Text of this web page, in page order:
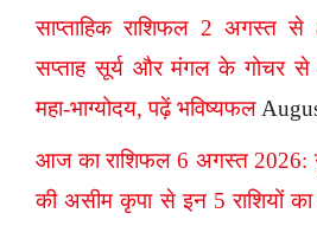
साप्ताहिक राशिफल 2 अगस्त
सप्ताह सूर्य और मंगल के गोचर से
महा-भाग्योदय, पढ़ें भविष्यफल
आज का राशिफल 6 अगस्त 2026:
की असीम कृपा से इन 5 राशियों का